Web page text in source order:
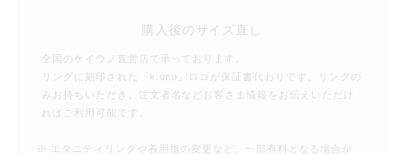
購入後のサイズ直し
全国のケイウノ直営店で承っております。
リングに刻印された「k.uno」ロゴが保証書代わりです。リングの
みお持ちいただき、注文者名などお客さま情報をお伝えいただけ
ればご利用可能です。
※ エタニティリングや着用指の変更など、一部有料となる場合が